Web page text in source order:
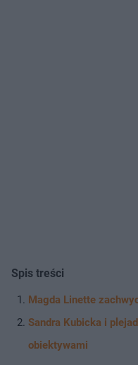
Spis treści
Magda Linette
Sandra Kubicka i
obiektywami